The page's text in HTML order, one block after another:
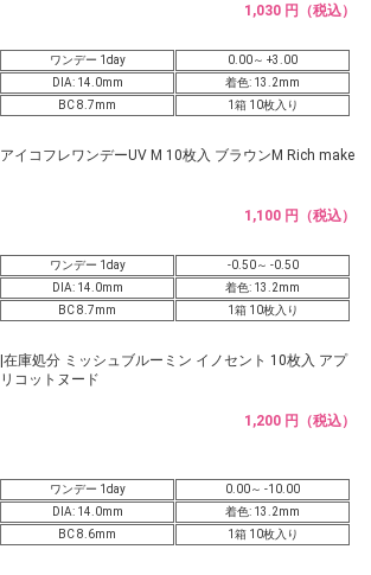
1,030 円（税込）
ワンデー 1day
0.00～ +3.00
DIA: 14.0mm
着色: 13.2mm
BC 8.7mm
1箱 10枚入り
アイコフレワンデーUV M 10枚入 ブラウンM Rich make
1,100 円（税込）
ワンデー 1day
-0.50～ -0.50
DIA: 14.0mm
着色: 13.2mm
BC 8.7mm
1箱 10枚入り
|在庫処分 ミッシュブルーミン イノセント 10枚入 アプ
リコットヌード
1,200 円（税込）
ワンデー 1day
0.00～ -10.00
DIA: 14.0mm
着色: 13.2mm
BC 8.6mm
1箱 10枚入り